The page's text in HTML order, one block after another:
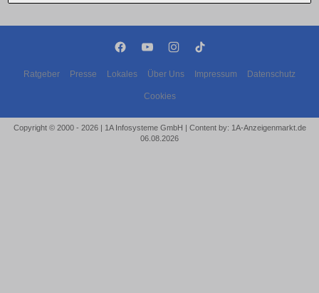
Ratgeber Presse Lokales Über Uns Impressum Datenschutz
Cookies
Copyright © 2000 - 2026 | 1A Infosysteme GmbH | Content by: 1A-Anzeigenmarkt.de
06.08.2026